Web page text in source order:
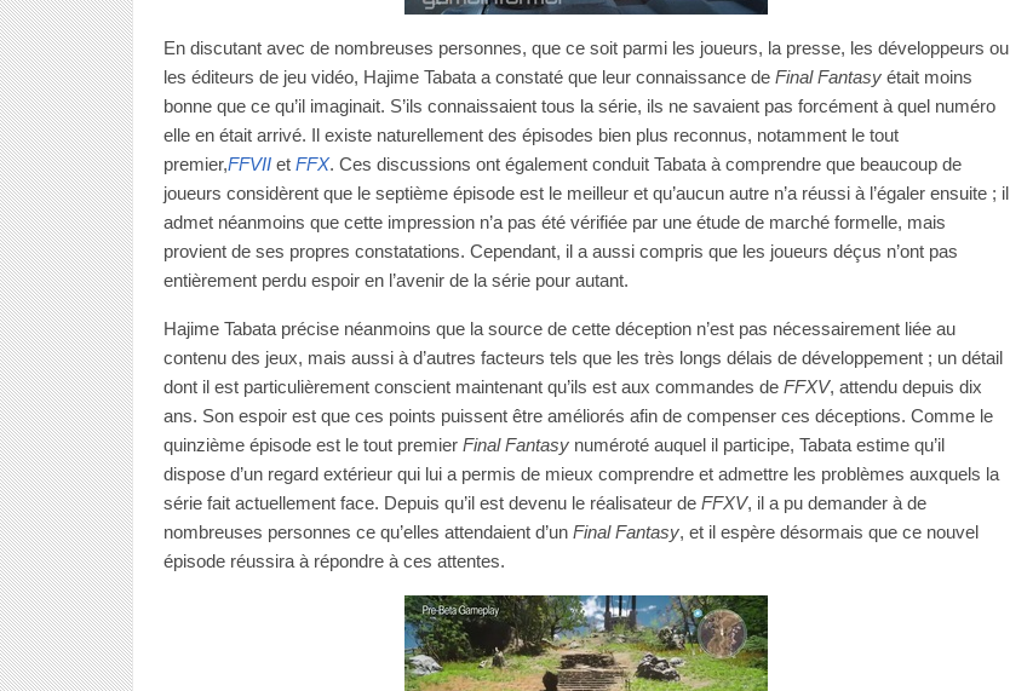
En discutant avec de nombreuses personnes, que ce soit parmi les joueurs, la presse, les développeurs ou
les éditeurs de jeu vidéo, Hajime Tabata a constaté que leur connaissance de Final Fantasyétait moins
bonne que ce qu’il imaginait. S’ils connaissaient tous la série, ils ne savaient pas forcément à quel numéro
elle en était arrivé. Il existe naturellement des épisodes bien plus reconnus, notamment le tout
premier,FFVIIet FFX. Ces discussions ont également conduit Tabata à comprendre que beaucoup de
joueurs considèrent que le septième épisode est le meilleur et qu’aucun autre n’a réussi à l’égaler ensuite ; il
admet néanmoins que cette impression n’a pas été vérifiée par une étude de marché formelle, mais
provient de ses propres constatations. Cependant, il a aussi compris que les joueurs déçus n’ont pas
entièrement perdu espoir en l’avenir de la série pour autant.
Hajime Tabata précise néanmoins que la source de cette déception n’est pas nécessairement liée au
contenu des jeux, mais aussi à d’autres facteurs tels que les très longs délais de développement ; un détail
dont il est particulièrement conscient maintenant qu’ils est aux commandes de FFXV, attendu depuis dix
ans. Son espoir est que ces points puissent être améliorés afin de compenser ces déceptions. Comme le
quinzième épisode est le tout premier Final Fantasynuméroté auquel il participe, Tabata estime qu’il
dispose d’un regard extérieur qui lui a permis de mieux comprendre et admettre les problèmes auxquels la
série fait actuellement face. Depuis qu’il est devenu le réalisateur de FFXV, il a pu demander à de
nombreuses personnes ce qu’elles attendaient d’un Final Fantasy, et il espère désormais que ce nouvel
épisode réussira à répondre à ces attentes.